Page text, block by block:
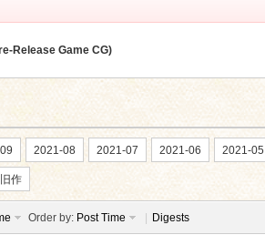
Release Game CG)
2021-08 2021-07 2021-06 2021-05
旧作
Order by: Post Time Digests